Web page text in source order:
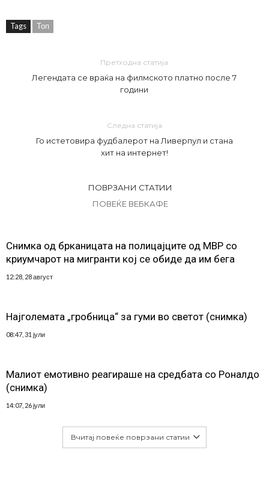
Tags Топ
Претходна статија
Легендата се враќа на филмското платно после 7
години
Следна статија
Го истетовира фудбалерот на Ливерпул и стана
хит на интернет!
ПОВРЗАНИ СТАТИИ
ПОВЕЌЕ ВЕБКАФЕ
Снимка од брканицата на полицајците од МВР со
криумчарот на мигранти кој се обиде да им бега
12:28, 28 август
Најголемата „гробница“ за гуми во светот (снимка)
08:47, 31 јули
Малиот емотивно реагираше на средбата со Роналдо
(снимка)
14:07, 26 јули
Вчитај повеќе поврзани статии